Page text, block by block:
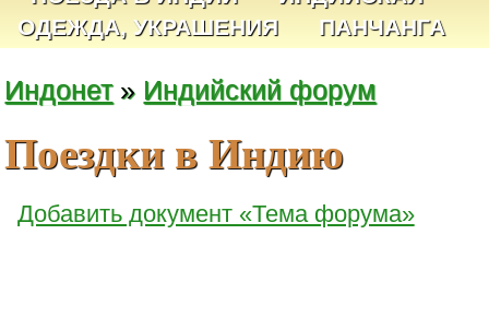
ОДЕЖДА, УКРАШЕНИЯ
ПАНЧАНГА
Индонет» Индийский форум
Поездки в Индию
Добавить документ «Тема форума»